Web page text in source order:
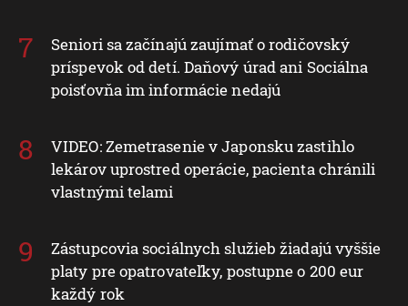
Seniori sa začínajú zaujímať o rodičovský
príspevok od detí. Daňový úrad ani Sociálna
poisťovňa im informácie nedajú
VIDEO: Zemetrasenie v Japonsku zastihlo
lekárov uprostred operácie, pacienta chránili
vlastnými telami
Zástupcovia sociálnych služieb žiadajú vyššie
platy pre opatrovateľky, postupne o 200 eur
každý rok